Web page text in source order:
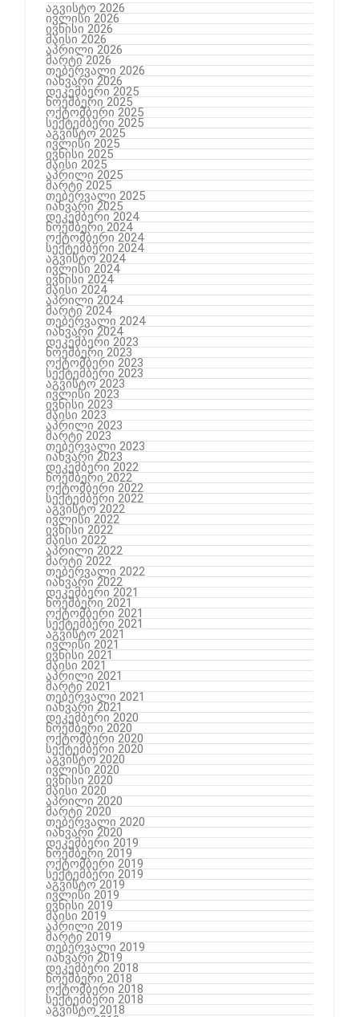
აგვისტო 2026
ივლისი 2026
ივნისი 2026
მაისი 2026
აპრილი 2026
მარტი 2026
თებერვალი 2026
იანვარი 2026
დეკემბერი 2025
ნოემბერი 2025
ოქტომბერი 2025
სექტემბერი 2025
აგვისტო 2025
ივლისი 2025
ივნისი 2025
მაისი 2025
აპრილი 2025
მარტი 2025
თებერვალი 2025
იანვარი 2025
დეკემბერი 2024
ნოემბერი 2024
ოქტომბერი 2024
სექტემბერი 2024
აგვისტო 2024
ივლისი 2024
ივნისი 2024
მაისი 2024
აპრილი 2024
მარტი 2024
თებერვალი 2024
იანვარი 2024
დეკემბერი 2023
ნოემბერი 2023
ოქტომბერი 2023
სექტემბერი 2023
აგვისტო 2023
ივლისი 2023
ივნისი 2023
მაისი 2023
აპრილი 2023
მარტი 2023
თებერვალი 2023
იანვარი 2023
დეკემბერი 2022
ნოემბერი 2022
ოქტომბერი 2022
სექტემბერი 2022
აგვისტო 2022
ივლისი 2022
ივნისი 2022
მაისი 2022
აპრილი 2022
მარტი 2022
თებერვალი 2022
იანვარი 2022
დეკემბერი 2021
ნოემბერი 2021
ოქტომბერი 2021
სექტემბერი 2021
აგვისტო 2021
ივლისი 2021
ივნისი 2021
მაისი 2021
აპრილი 2021
მარტი 2021
თებერვალი 2021
იანვარი 2021
დეკემბერი 2020
ნოემბერი 2020
ოქტომბერი 2020
სექტემბერი 2020
აგვისტო 2020
ივლისი 2020
ივნისი 2020
მაისი 2020
აპრილი 2020
მარტი 2020
თებერვალი 2020
იანვარი 2020
დეკემბერი 2019
ნოემბერი 2019
ოქტომბერი 2019
სექტემბერი 2019
აგვისტო 2019
ივლისი 2019
ივნისი 2019
მაისი 2019
აპრილი 2019
მარტი 2019
თებერვალი 2019
იანვარი 2019
დეკემბერი 2018
ნოემბერი 2018
ოქტომბერი 2018
სექტემბერი 2018
აგვისტო 2018